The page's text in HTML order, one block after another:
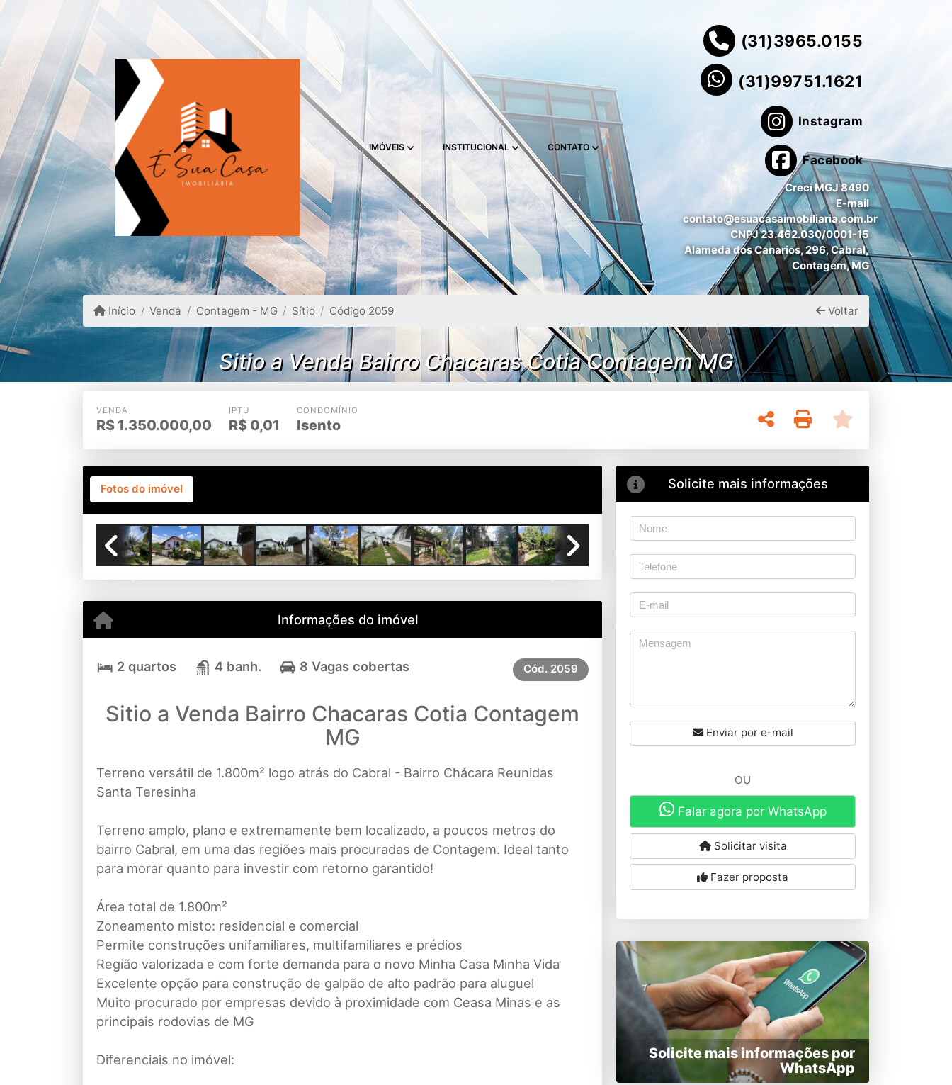
IMÓVEIS INSTITUCIONAL CONTATO
(31)3965.0155
(31)99751.1621
Instagram
Facebook
Creci MGJ 8490
E-mail
contato@esuacasaimobiliaria.com.br
CNPJ 23.462.030/0001-15
Alameda dos Canarios, 296, Cabral,
Contagem, MG
Início Venda Contagem - MG Sítio Código 2059 Voltar
Sitio a Venda Bairro Chacaras Cotia Contagem MG
VENDA
R$ 1.350.000,00
IPTU
R$ 0,01
CONDOMÍNIO
Isento
Fotos do imóvel
Informações do imóvel
2 quartos 4 banh. 8 Vagas cobertas Cód. 2059
Sitio a Venda Bairro Chacaras Cotia Contagem
MG
Terreno versátil de 1.800m² logo atrás do Cabral - Bairro Chácara Reunidas
Santa Teresinha
Terreno amplo, plano e extremamente bem localizado, a poucos metros do
bairro Cabral, em uma das regiões mais procuradas de Contagem. Ideal tanto
para morar quanto para investir com retorno garantido!
Área total de 1.800m²
Zoneamento misto: residencial e comercial
Permite construções unifamiliares, multifamiliares e prédios
Região valorizada e com forte demanda para o novo Minha Casa Minha Vida
Excelente opção para construção de galpão de alto padrão para aluguel
Muito procurado por empresas devido à proximidade com Ceasa Minas e as
principais rodovias de MG
Diferenciais no imóvel:
Solicite mais informações
Enviar por e-mail
OU
Falar agora por WhatsApp
Solicitar visita
Fazer proposta
Solicite mais informações por
WhatsApp